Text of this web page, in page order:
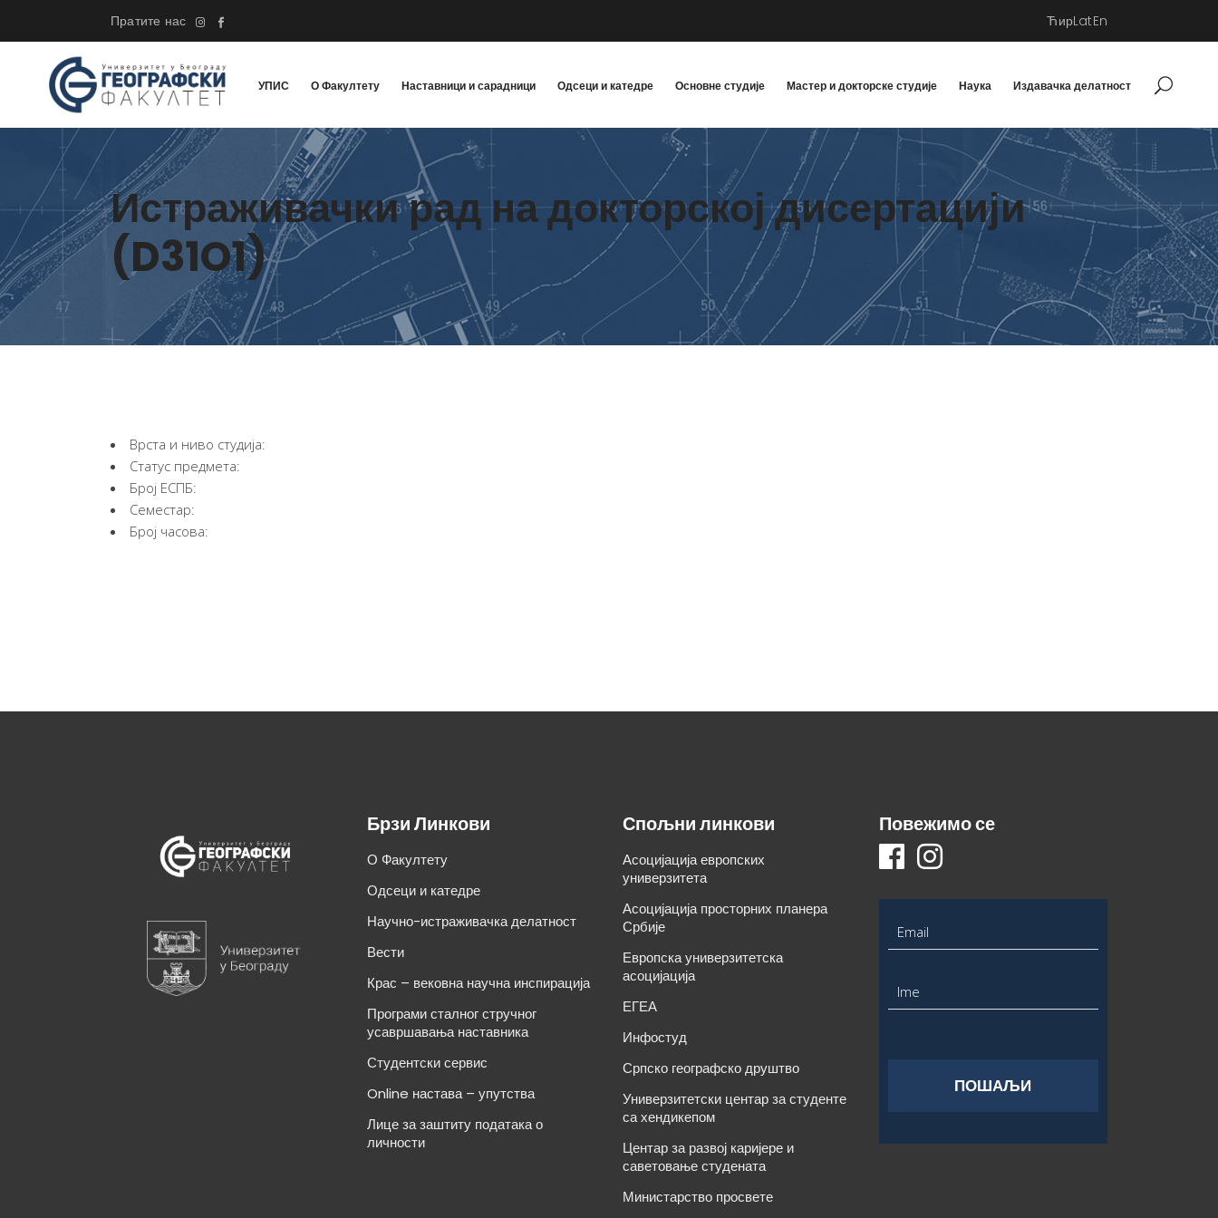
Пратите нас ЋирLatEn
УПИС О Факултету Наставници и сарадници Одсеци и катедре Основне студије Мастер и докторске студије Наука Издавачка делатност
Истраживачки рад на докторској дисертацији
(D31O1)
Врста и ниво студија:
Статус предмета:
Број ЕСПБ:
Семестар:
Број часова:
Брзи Линкови
О Факултету
Одсеци и катедре
Научно-истраживачка делатност
Вести
Крас – вековна научна инспирација
Програми сталног стручног
усавршавања наставника
Студентски сервис
Online настава – упутства
Лице за заштиту података о
личности
Спољни линкови
Асоцијација европских
универзитета
Асоцијација просторних планера
Србије
Европска универзитетска
асоцијација
ЕГЕА
Инфостуд
Српско географско друштво
Универзитетски центар за студенте
са хендикепом
Центар за развој каријере и
саветовање студената
Министарство просвете
Повежимо се